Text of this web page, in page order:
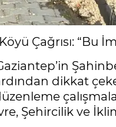
Çağrısı: “Bu
dikkat
Şehircilik ve